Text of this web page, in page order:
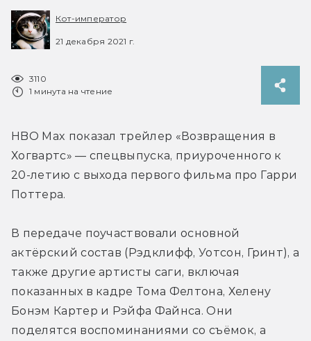
Кот-император
21 декабря 2021 г.
3110
1 минута на чтение
HBO Max показал трейлер «Возвращения в
Хогвартс» — спецвыпуска, приуроченного к
20-летию с выхода первого фильма про Гарри
Поттера.
В передаче поучаствовали основной
актёрский состав (Рэдклифф, Уотсон, Гринт), а
также другие артисты саги, включая
показанных в кадре Тома Фелтона, Хелену
Бонэм Картер и Рэйфа Файнса. Они
поделятся воспоминаниями со съёмок, а